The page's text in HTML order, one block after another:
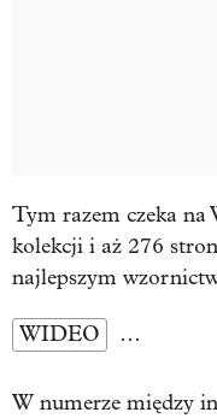
Tym razem czeka na
kolekcji i aż 276
najlepszym
WIDEO …
W numerze między